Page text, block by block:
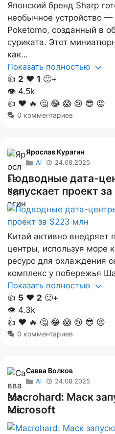
Японский бренд Sharp
необычное устройство
Poketomo, созданный в
суриката. Этот
как…
Показать полностью
👍 2 ❤️ 1 🙂+
👁 4.5k
👍 ❤️ 🔥 🤔 😂 😱 😢 😎 😡
0 комментариев
Ярослав Курагин
AI 24.08.2025
Подводные дата-
запускает проект
Китай активно внедряет
центры, используя море
ресурс для охлаждения
комплекс у побережья
Показать полностью
👍 5 ❤️ 2 🙂+
👁 4.3k
👍 ❤️ 🔥 🤔 😂 😱 😢 😎 😡
0 комментариев
Савва Волков
AI 24.08.2025
Macrohard: Маск
Microsoft